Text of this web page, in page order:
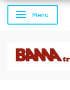
Skifte navigation
Menu